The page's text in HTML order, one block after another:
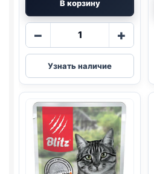
В корзину
−
Количество
Blitz
Holistic
(ПЕРЕПЕЛКА,
ИНДЕЙКА)
85г
+
Узнать наличие